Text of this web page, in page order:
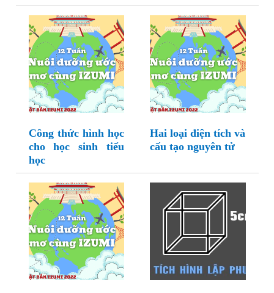
Công thức hình học
cho học sinh tiểu
học
Hai loại điện tích và
cấu tạo nguyên tử